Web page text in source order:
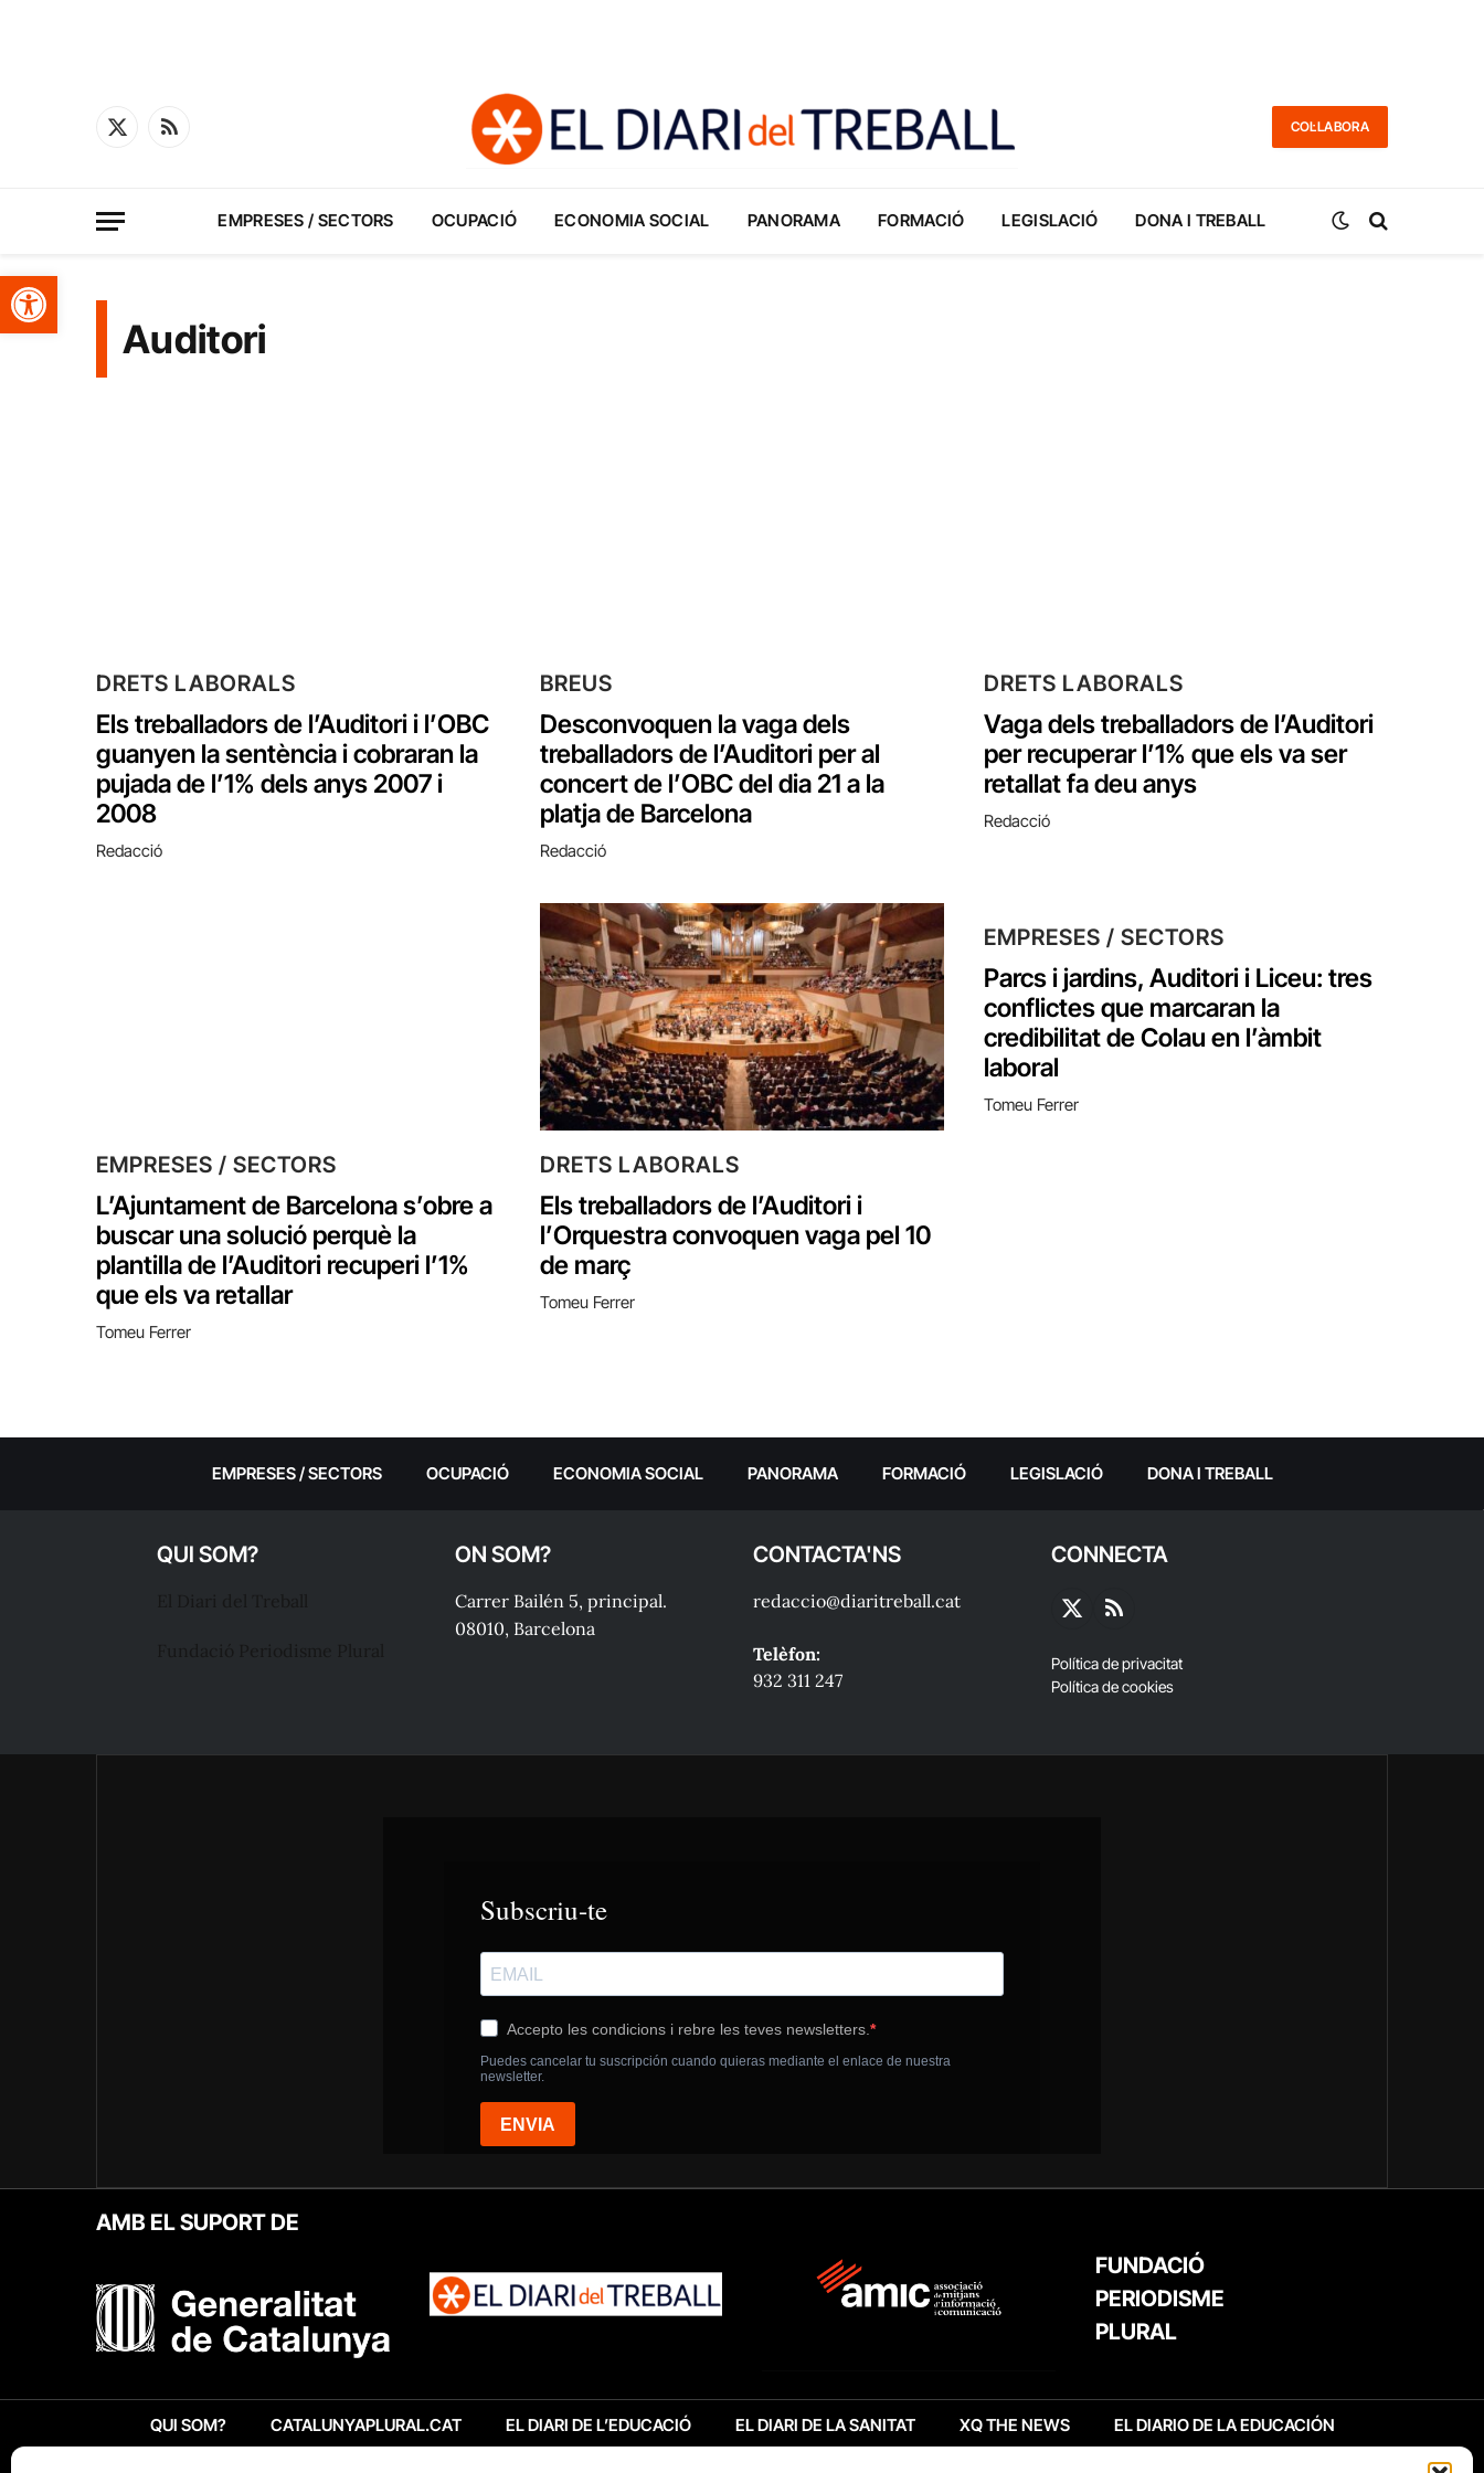
Obre la barra d'eines
X
RSS
COL·LABORA
EMPRESES / SECTORS OCUPACIÓ ECONOMIA SOCIAL PANORAMA FORMACIÓ LEGISLACIÓ DONA I TREBALL
Auditori
DRETS LABORALS
Els treballadors de l’Auditori i l’OBC
guanyen la sentència i cobraran la
pujada de l’1% dels anys 2007 i
2008
Redacció
BREUS
Desconvoquen la vaga dels
treballadors de l’Auditori per al
concert de l’OBC del dia 21 a la
platja de Barcelona
Redacció
DRETS LABORALS
Vaga dels treballadors de l’Auditori
per recuperar l’1% que els va ser
retallat fa deu anys
Redacció
EMPRESES / SECTORS
L’Ajuntament de Barcelona s’obre a
buscar una solució perquè la
plantilla de l’Auditori recuperi l’1%
que els va retallar
Tomeu Ferrer
DRETS LABORALS
Els treballadors de l’Auditori i
l’Orquestra convoquen vaga pel 10
de març
Tomeu Ferrer
EMPRESES / SECTORS
Parcs i jardins, Auditori i Liceu: tres
conflictes que marcaran la
credibilitat de Colau en l’àmbit
laboral
Tomeu Ferrer
EMPRESES / SECTORS OCUPACIÓ ECONOMIA SOCIAL PANORAMA FORMACIÓ LEGISLACIÓ DONA I TREBALL
QUI SOM? ON SOM?
Carrer Bailén 5, principal.
08010, Barcelona
CONTACTA'NS
redaccio@diaritreball.cat
Telèfon:
932 311 247
CONNECTA
X
RSS
Política de privacitat
Política de cookies
AMB EL SUPORT DE
FUNDACIÓ
PERIODISME
PLURAL
QUI SOM? CATALUNYAPLURAL.CAT EL DIARI DE L’EDUCACIÓ EL DIARI DE LA SANITAT XQ THE NEWS EL DIARIO DE LA EDUCACIÓN